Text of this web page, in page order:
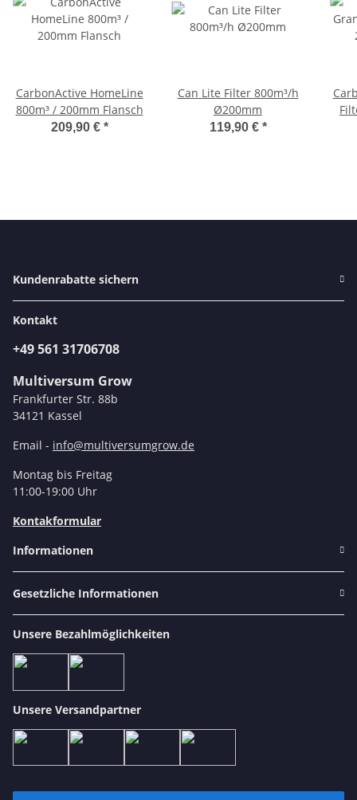
CarbonActive HomeLine
800m³ / 200mm Flansch
209,90 € *
Can Lite Filter 800m³/h
Ø200mm
119,90 € *
Kundenrabatte sichern
Kontakt
+49 561 31706708
Multiversum Grow
Frankfurter Str. 88b
34121 Kassel
Email - info@multiversumgrow.de
Montag bis Freitag
11:00-19:00 Uhr
Kontakformular
Informationen
Gesetzliche Informationen
Unsere Bezahlmöglichkeiten
Unsere Versandpartner